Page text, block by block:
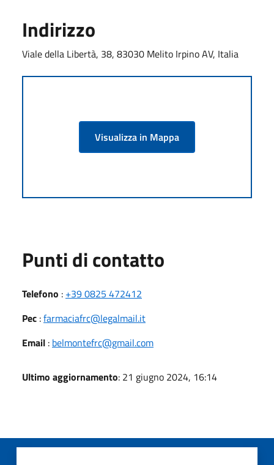
Indirizzo
Viale della Libertà, 38, 83030 Melito Irpino AV, Italia
Visualizza in Mappa
Punti di contatto
Telefono : +39 0825 472412
Pec :farmaciafrc@legalmail.it
Email : belmontefrc@gmail.com
Ultimo aggiornamento: 21 giugno 2024, 16:14